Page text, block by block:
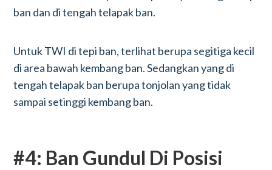
ban dan di tengah telapak ban.
Untuk TWI di tepi ban, terlihat berupa segitiga kecil
di area bawah kembang ban. Sedangkan yang di
tengah telapak ban berupa tonjolan yang tidak
sampai setinggi kembang ban.
#4: Ban Gundul Di Posisi